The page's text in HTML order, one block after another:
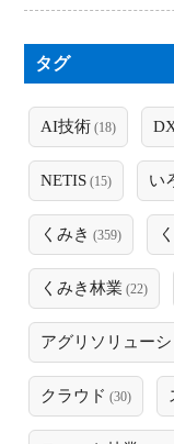
タグ
AI技術 (18)
NETIS (15) い
くみき (359)
くみき林業 (22)
アグリソリュー
クラウド (30)